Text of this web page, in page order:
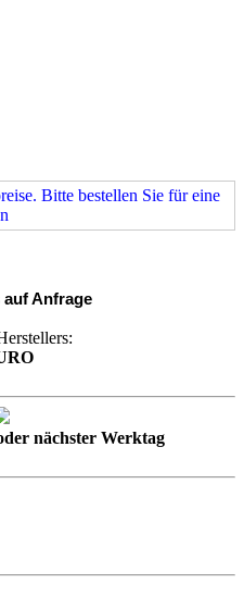
Bitte bestellen Sie für eine
Anfrage
nächster Werktag